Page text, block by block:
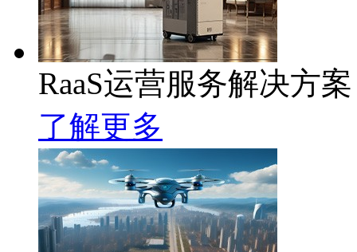
RaaS运营服务解决方案
了解更多